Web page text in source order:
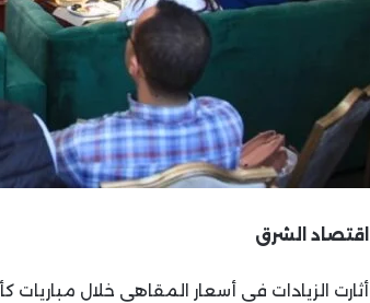
اقتصاد الشرق
أثارت الزيادات في أسعار المقاهي خلال